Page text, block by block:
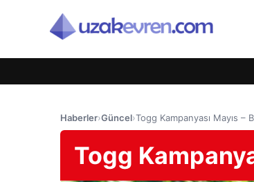
Haberler›Güncel›Togg Kampanyası Mayıs –
Togg